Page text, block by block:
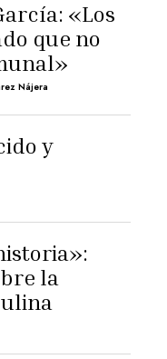
«Los
que no
Nájera
y
la